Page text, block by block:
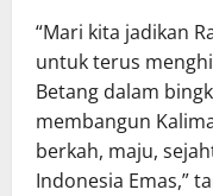
“Mari kita jadikan
untuk terus
Betang dalam
membangun
berkah, maju,
Indonesia Emas,”